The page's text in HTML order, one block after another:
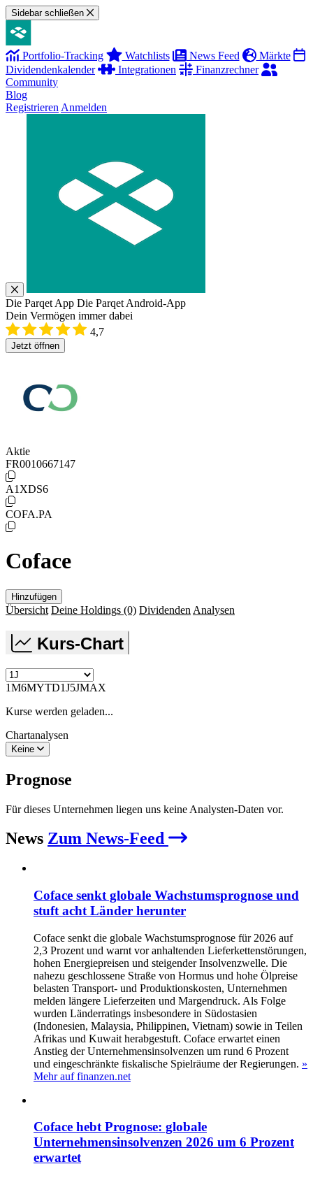
Sidebar schließen
Portfolio-Tracking Watchlists News Feed
Märkte
Dividendenkalender
Integrationen
Finanzrechner
Community
Blog
Registrieren Anmelden
Die Parqet App Die Parqet Android-App
Dein Vermögen immer dabei
4,7
Jetzt öffnen
Aktie
FR0010667147
A1XDS6
COFA.PA
Coface
Hinzufügen
Übersicht Deine Holdings (0) Dividenden Analysen
Kurs-Chart
1M6MYTD1J5JMAX
Kurse werden geladen...
Chartanalysen
Keine
Prognose
Für dieses Unternehmen liegen uns keine Analysten-Daten vor.
News Zum News-Feed
Coface senkt globale Wachstumsprognose und
stuft acht Länder herunter
Coface senkt die globale Wachstumsprognose für 2026 auf
2,3 Prozent und warnt vor anhaltenden Lieferkettenstörungen,
hohen Energiepreisen und steigender Insolvenzwelle. Die
nahezu geschlossene Straße von Hormus und hohe Ölpreise
belasten Transport- und Produktionskosten, Unternehmen
melden längere Lieferzeiten und Margendruck. Als Folge
wurden Länderratings insbesondere in Südostasien
(Indonesien, Malaysia, Philippinen, Vietnam) sowie in Teilen
Afrikas und Kuwait herabgestuft. Coface erwartet einen
Anstieg der Unternehmensinsolvenzen um rund 6 Prozent
und eingeschränkte fiskalische Spielräume der Regierungen. »
Mehr auf finanzen.net
Coface hebt Prognose: globale
Unternehmensinsolvenzen 2026 um 6 Prozent
erwartet